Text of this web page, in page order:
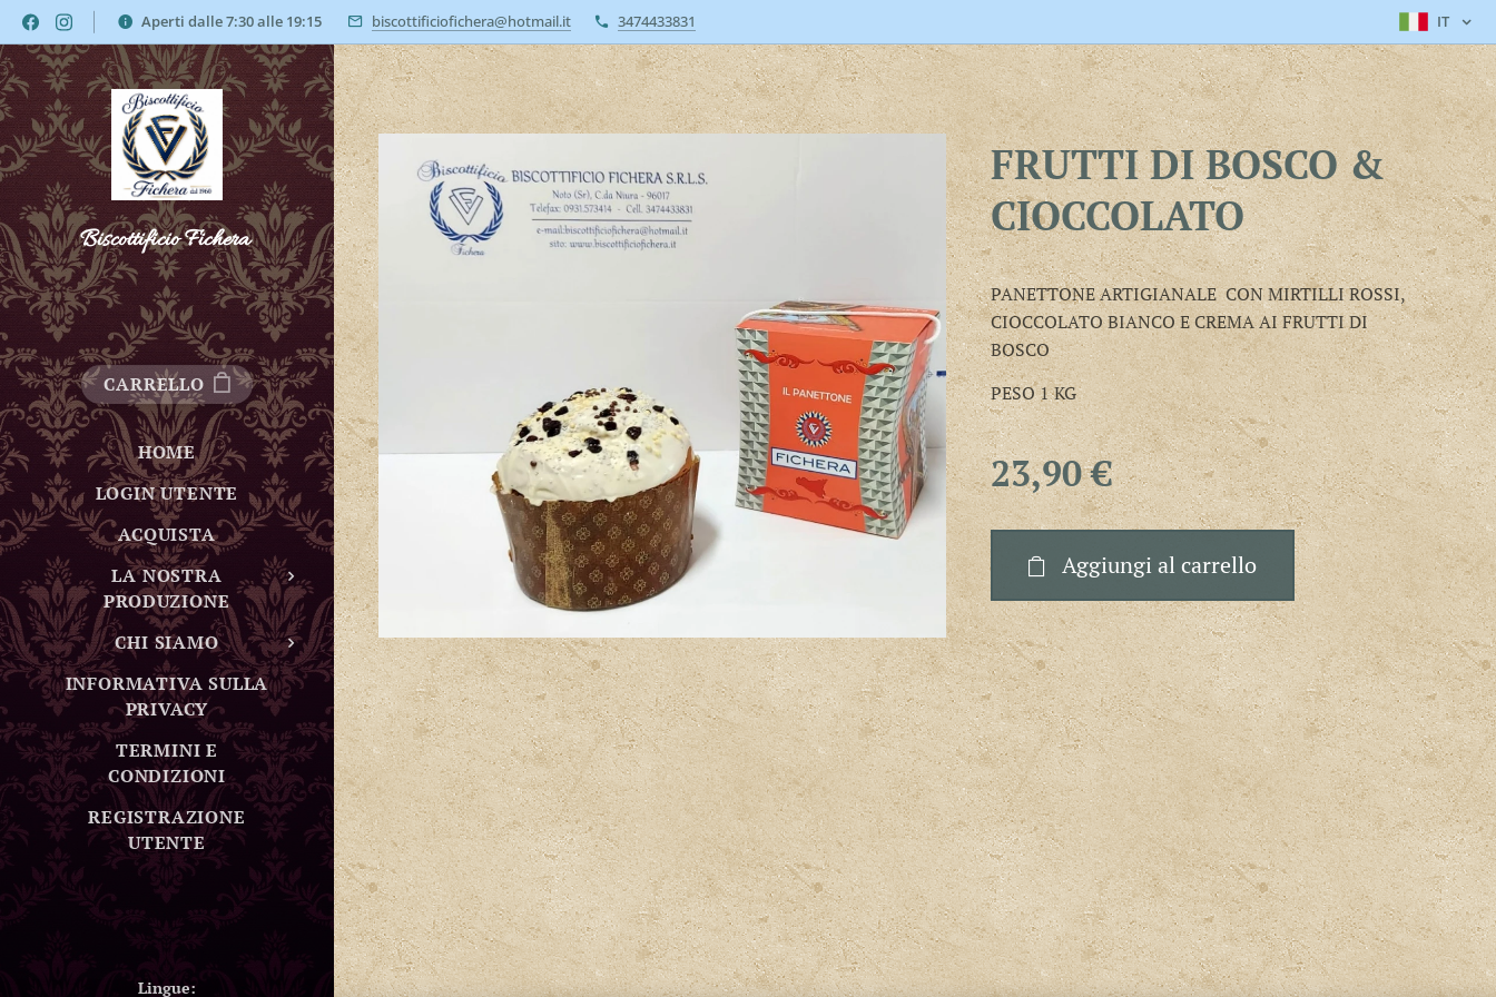
Aperti dalle 7:30 alle 19:15 biscottificiofichera@hotmail.it 3474433831 IT
Biscottificio Fichera
CARRELLO
HOME
LOGIN UTENTE
ACQUISTA
LA NOSTRA
PRODUZIONE
CHI SIAMO
INFORMATIVA SULLA
PRIVACY
TERMINI E
CONDIZIONI
REGISTRAZIONE
UTENTE
FRUTTI DI BOSCO &
CIOCCOLATO
PANETTONE ARTIGIANALE CON MIRTILLI ROSSI,
CIOCCOLATO BIANCO E CREMA AI FRUTTI DI
BOSCO
PESO 1 KG
23,90€
Aggiungi al carrello
Lingue